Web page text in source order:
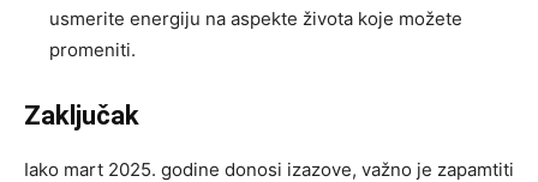
usmerite energiju na aspekte života koje možete
promeniti.
Zaključak
Iako mart 2025. godine donosi izazove, važno je zapamtiti